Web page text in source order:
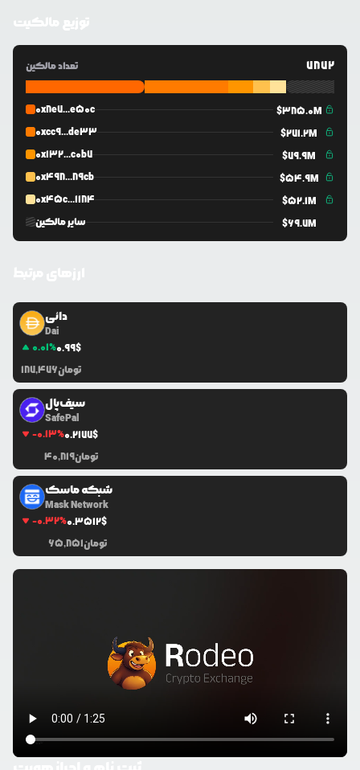
تعداد مالکین 7872
0x8e7...e50c $385.0M
0xcc9...de33
$271.2M
0x132...c0b7
$79.9M
0x498...89cb
$54.9M
0x45c...1184
$52.1M
سایر مالکین
$69.7M
دائی
Dai
0.01%0.99$
187,476تومان
سیف‌پال
SafePal
-0.13%0.2177$
40,819تومان
شبکه ماسک
Mask Network
-0.32%0.3512$
65,851تومان